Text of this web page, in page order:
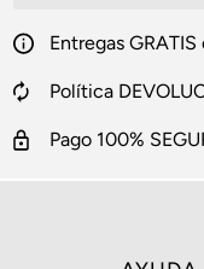
Entregas
Política
Pago 100%